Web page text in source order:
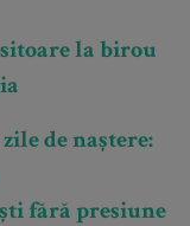
la birou
de naștere:
fără presiune